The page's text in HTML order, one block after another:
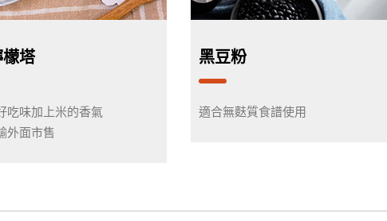
塔
吃味加上米的香氣
外面市售
黑豆粉
適合無麩質食譜使用